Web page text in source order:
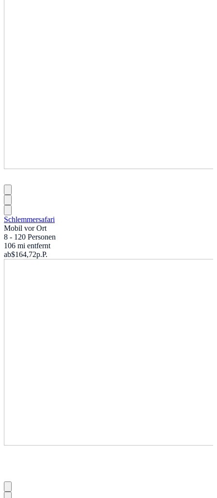
Schlemmersafari
Mobil vor Ort
8 - 120 Personen
106 mi entfernt
ab$164,72p.P.